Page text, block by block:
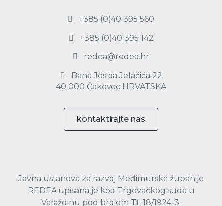
+385 (0)40 395 560
+385 (0)40 395 142
redea@redea.hr
Bana Josipa Jelačića 22
40 000 Čakovec HRVATSKA
kontaktirajte nas
Javna ustanova za razvoj Međimurske županije
REDEA upisana je kod Trgovačkog suda u
Varaždinu pod brojem Tt-18/1924-3.